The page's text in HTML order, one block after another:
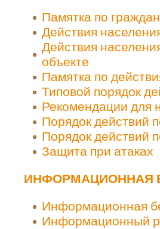
Памятка по
Действия
Действия
объекте
Памятка по
Типовой порядок
Рекомендации для
Порядок действий
Порядок действий
Защита при атаках
ИНФОРМАЦИОННАЯ
Информационная
Информационный